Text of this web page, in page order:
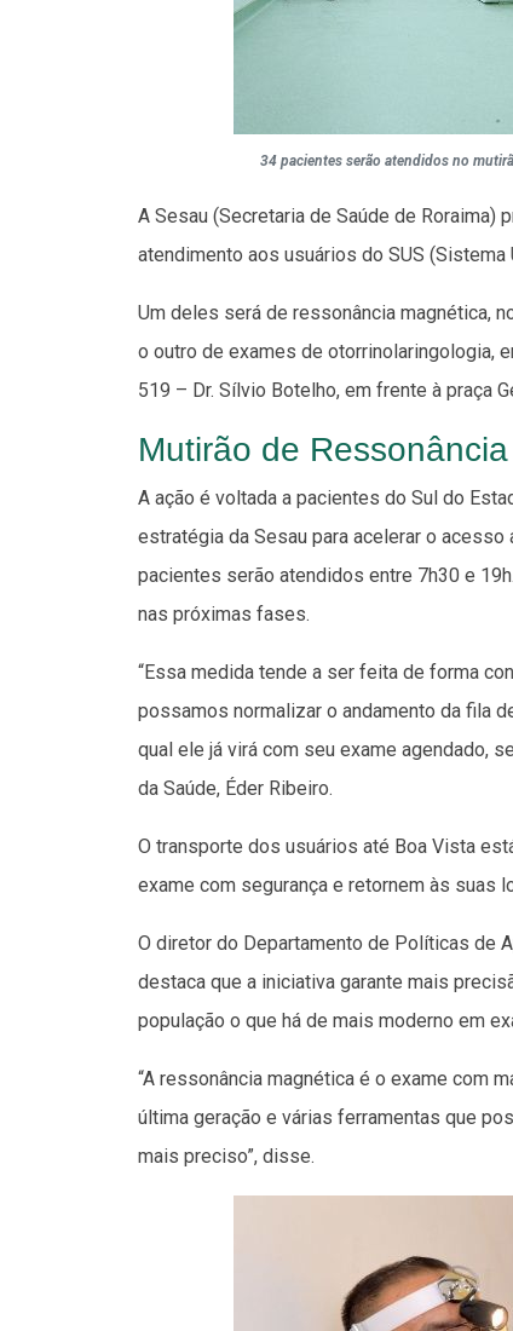
34 pacientes serão atendidos no
A Sesau (Secretaria de Saúde de Roraima)
atendimento aos usuários do SUS (Sistema
Um deles será de ressonância magnética,
o outro de exames de otorrinolaringologia,
519 – Dr. Sílvio Botelho, em frente à praça
Mutirão de Ressonância
A ação é voltada a pacientes do Sul do
estratégia da Sesau para acelerar o
pacientes serão atendidos entre 7h30 e
nas próximas fases.
“Essa medida tende a ser feita de forma
possamos normalizar o andamento da fila
qual ele já virá com seu exame agendado,
da Saúde, Éder Ribeiro.
O transporte dos usuários até Boa Vista
exame com segurança e retornem às suas
O diretor do Departamento de Políticas de
destaca que a iniciativa garante mais
população o que há de mais moderno em
“A ressonância magnética é o exame com
última geração e várias ferramentas que
mais preciso”, disse.